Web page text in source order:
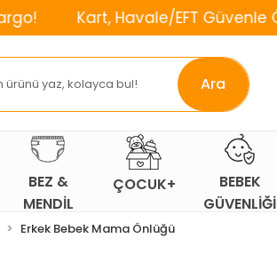
Kart, Havale/EFT Güvenle Öde!
Ara
BEZ &
MENDİL
ÇOCUK+
BEBEK
GÜVENLİĞİ
Erkek Bebek Mama Önlüğü